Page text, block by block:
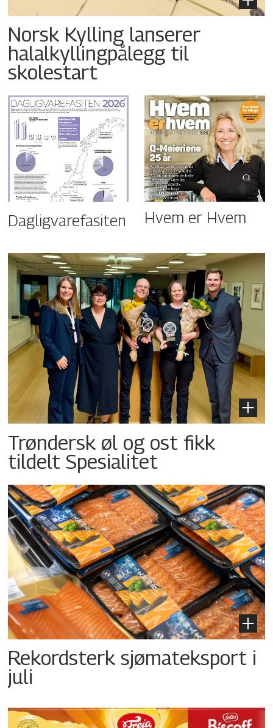
Norsk Kylling lanserer
halalkyllingpålegg til
skolestart
Dagligvarefasiten Hvem er Hvem
Trøndersk øl og ost fikk
tildelt Spesialitet
Rekordsterk sjømateksport i
juli